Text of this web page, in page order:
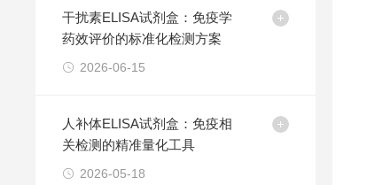
干扰素ELISA试剂盒：免疫学
药效评价的标准化检测方案
2026-06-15
人补体ELISA试剂盒：免疫相
关检测的精准量化工具
2026-05-18